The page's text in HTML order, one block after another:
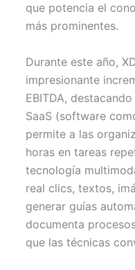
que potencia el
más prominentes.
Durante este año,
impresionante
EBITDA,
SaaS (software
permite a las
horas en tareas
tecnología
real clics, textos,
generar guías
documenta
que las técnicas